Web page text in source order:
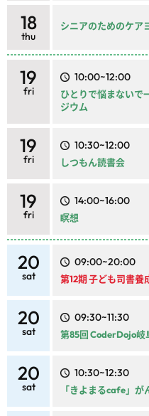
18
thu
シニアのためのケア
19
fri
10:00~12:00
ひとりで悩まない
ジウム
19
fri
10:30~12:00
しつもん読書会
19
fri
14:00~16:00
瞑想
20
sat
09:00~20:00
第12期 子ども司書
20
sat
09:30~11:30
第85回 CoderDojo岐
20
sat
10:30~12:30
「きよまるcafe」